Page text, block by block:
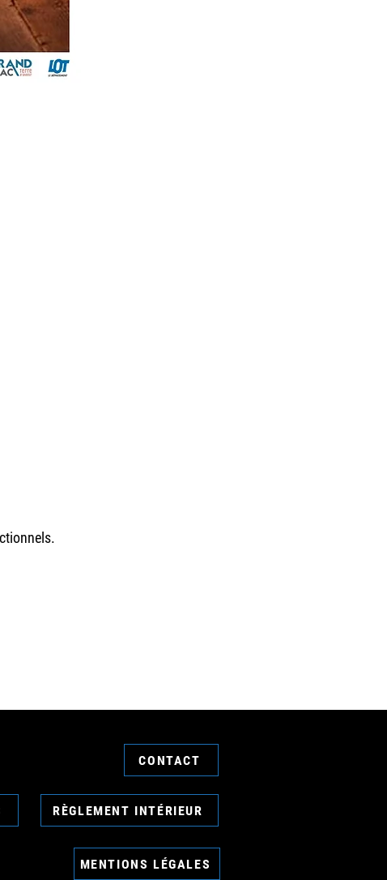
CONTACT
RÈGLEMENT INTÉRIEUR
MENTIONS LÉGALES